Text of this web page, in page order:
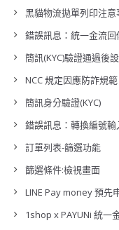
黑貓物流拋單列印注意
錯誤訊息：統一金流回
簡訊(KYC)驗證通過後
NCC 規定因應防詐規
簡訊身分驗證(KYC)
錯誤訊息：轉換編號輸
訂單列表-篩選功能
篩選條件:檢視畫面
LINE Pay money 預先
1shop x PAYUNi 統一